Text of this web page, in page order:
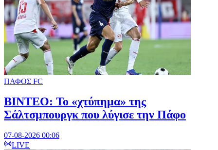
ΠΑΦΟΣ FC
ΒΙΝΤΕΟ: Το «χτύπημα» της
Σάλτσμπουργκ που λύγισε την Πάφο
07-08-2026 00:06
LIVE